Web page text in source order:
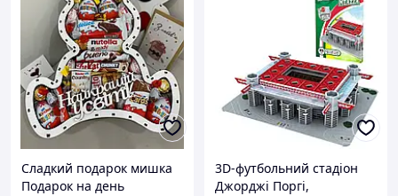
Сладкий подарок мишка
Подарок на день
3D-футбольний стадіон
Джорджі Поргі,